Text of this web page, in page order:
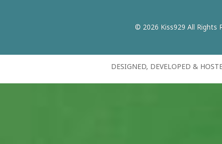
© 2026 Kiss929 All Rights
DESIGNED, DEVELOPED &